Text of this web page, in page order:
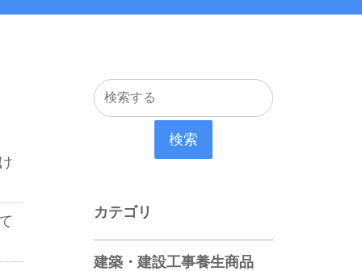
検索
カテゴリ
建築・建設工事養生商品